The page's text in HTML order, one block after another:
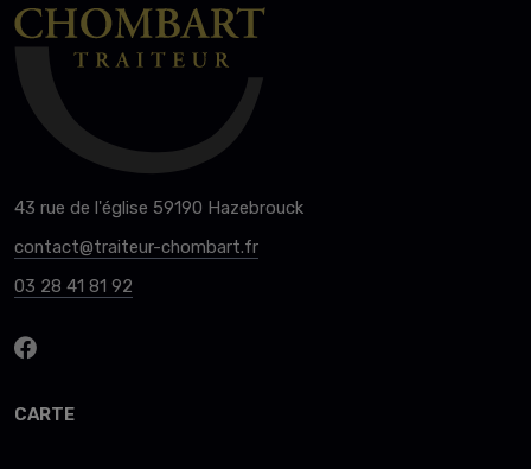
43 rue de l'église 59190 Hazebrouck
contact@traiteur-chombart.fr
03 28 41 81 92
CARTE